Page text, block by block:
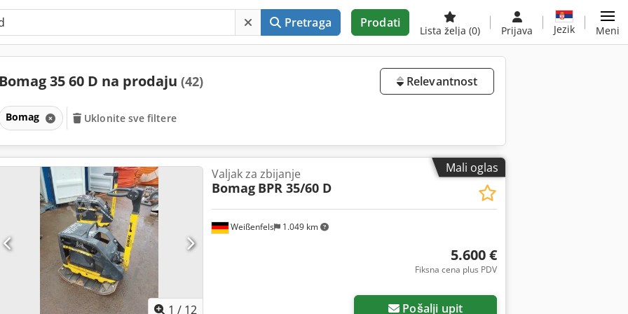
Pretraga Prodati
Lista želja (0) Prijava Jezik Meni
Bomag 35 60 D na prodaju (42) Relevantnost
Bomag Uklonite sve filtere
Mali oglas
1 / 12
Weißenfels 1.049 km
Valjak za zbijanje
Bomag BPR 35/60 D
5.600 €
Fiksna cena plus PDV
Pošalji upit